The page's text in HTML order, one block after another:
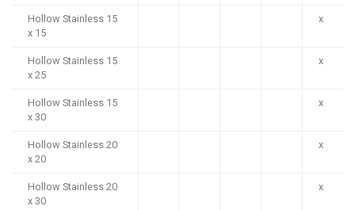
Hollow Stainless 15
x 15
x
Hollow Stainless 15
x 25
x
Hollow Stainless 15
x 30
x
Hollow Stainless 20
x 20
x
Hollow Stainless 20
x 30
x